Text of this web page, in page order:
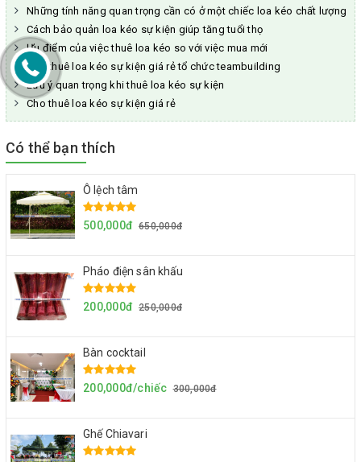
Những tính năng quan trọng cần có ở một chiếc loa kéo chất lượng
Cách bảo quản loa kéo sự kiện giúp tăng tuổi thọ
Ưu điểm của việc thuê loa kéo so với việc mua mới
Cho thuê loa kéo sự kiện giá rẻ tổ chức teambuilding
Lưu ý quan trọng khi thuê loa kéo sự kiện
Cho thuê loa kéo sự kiện giá rẻ
Có thể bạn thích
Ô lệch tâm
500,000đ 650,000đ
Pháo điện sân khấu
200,000đ 250,000đ
Bàn cocktail
200,000đ/chiếc 300,000đ
Ghế Chiavari